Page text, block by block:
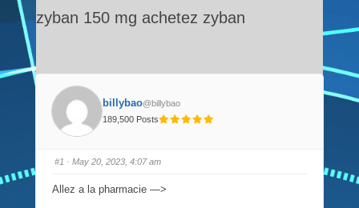
zyban 150 mg achetez zyban
billybao@billybao
189,500 Posts
#1 · May 20, 2023, 4:07 am
Allez a la pharmacie —>